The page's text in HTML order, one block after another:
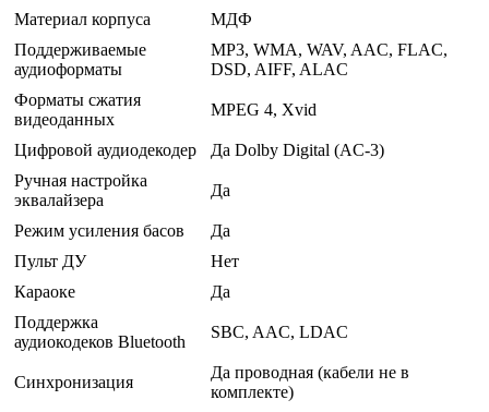
Материал корпуса
МДФ
Поддерживаемые
аудиоформаты
MP3, WMA, WAV, AAC, FLAC,
DSD, AIFF, ALAC
Форматы сжатия
видеоданных
MPEG 4, Xvid
Цифровой аудиодекодер
Да Dolby Digital (AC-3)
Ручная настройка
эквалайзера
Да
Режим усиления басов
Да
Пульт ДУ
Нет
Караоке
Да
Поддержка
аудиокодеков Bluetooth
SBC, AAC, LDAC
Синхронизация
Да проводная (кабели не в
комплекте)